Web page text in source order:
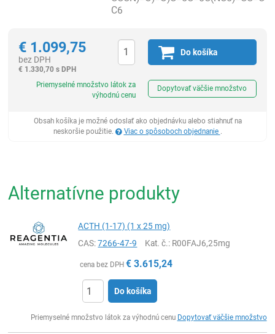
C6
€ 1.099,75
bez DPH
€ 1.330,70 s DPH
Do košíka
Priemyselné množstvo látok za
výhodnú cenu
Dopytovať väčšie množstvo
Obsah košíka je možné odoslať ako objednávku alebo stiahnuť na
neskoršie použitie.
Viac o spôsoboch objednanie .
Alternatívne produkty
ACTH (1-17) (1 x 25 mg)
CAS:7266-47-9 Kat. č.: R00FAJ6,25mg
cena bez DPH € 3.615,24
Do košíka
Priemyselné množstvo látok za výhodnú cenu Dopytovať väčšie množstvo